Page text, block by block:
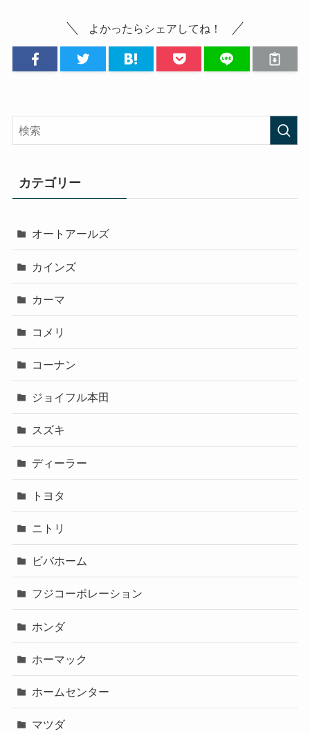
よかったらシェアしてね！
カテゴリー
オートアールズ
カインズ
カーマ
コメリ
コーナン
ジョイフル本田
スズキ
ディーラー
トヨタ
ニトリ
ビバホーム
フジコーポレーション
ホンダ
ホーマック
ホームセンター
マツダ